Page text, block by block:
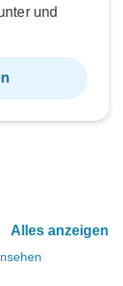
und
Alles anzeigen